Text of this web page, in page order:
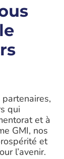
qui
et à
GMI, nos
et
l’avenir.